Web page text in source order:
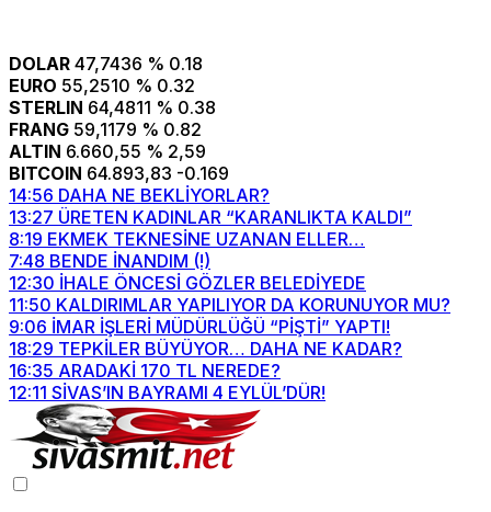
DOLAR 47,7436 % 0.18
EURO 55,2510 % 0.32
STERLIN 64,4811 % 0.38
FRANG 59,1179 % 0.82
ALTIN 6.660,55 % 2,59
BITCOIN 64.893,83 -0.169
14:56 DAHA NE BEKLİYORLAR?
13:27 ÜRETEN KADINLAR “KARANLIKTA KALDI”
8:19 EKMEK TEKNESİNE UZANAN ELLER…
7:48 BENDE İNANDIM (!)
12:30 İHALE ÖNCESİ GÖZLER BELEDİYEDE
11:50 KALDIRIMLAR YAPILIYOR DA KORUNUYOR MU?
9:06 İMAR İŞLERİ MÜDÜRLÜĞÜ “PİŞTİ” YAPTI!
18:29 TEPKİLER BÜYÜYOR… DAHA NE KADAR?
16:35 ARADAKİ 170 TL NEREDE?
12:11 SİVAS’IN BAYRAMI 4 EYLÜL’DÜR!